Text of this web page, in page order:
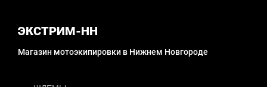
ЭКСТРИМ-НН
Магазин мотоэкипировки в Нижнем Новгороде